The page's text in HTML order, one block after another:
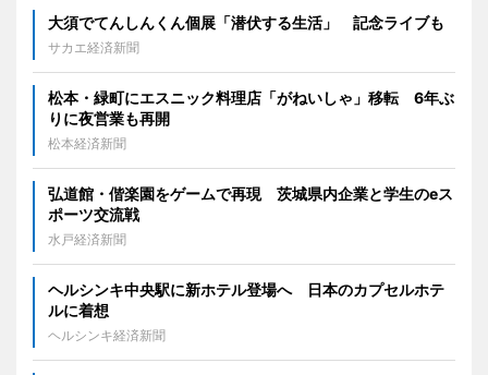
大須でてんしんくん個展「潜伏する生活」 記念ライブも
サカエ経済新聞
松本・緑町にエスニック料理店「がねいしゃ」移転 6年ぶ
りに夜営業も再開
松本経済新聞
弘道館・偕楽園をゲームで再現 茨城県内企業と学生のeス
ポーツ交流戦
水戸経済新聞
ヘルシンキ中央駅に新ホテル登場へ 日本のカプセルホテ
ルに着想
ヘルシンキ経済新聞